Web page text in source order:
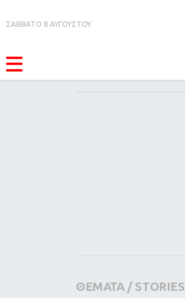
ΣΑΒΒΑΤΟ 8 ΑΥΓΟΥΣΤΟΥ
Pop Culture
ΘΕΜΑΤΑ/ STORIES